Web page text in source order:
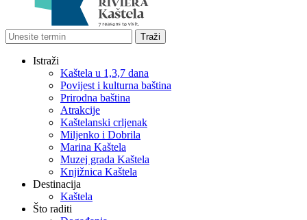
Istraži
Kaštela u 1,3,7 dana
Povijest i kulturna baština
Prirodna baština
Atrakcije
Kaštelanski crljenak
Miljenko i Dobrila
Marina Kaštela
Muzej grada Kaštela
Knjižnica Kaštela
Destinacija
Kaštela
Što raditi